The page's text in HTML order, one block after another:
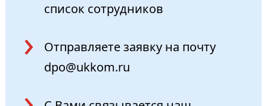
список сотрудников
Отправляете заявку на почту
dpo@ukkom.ru